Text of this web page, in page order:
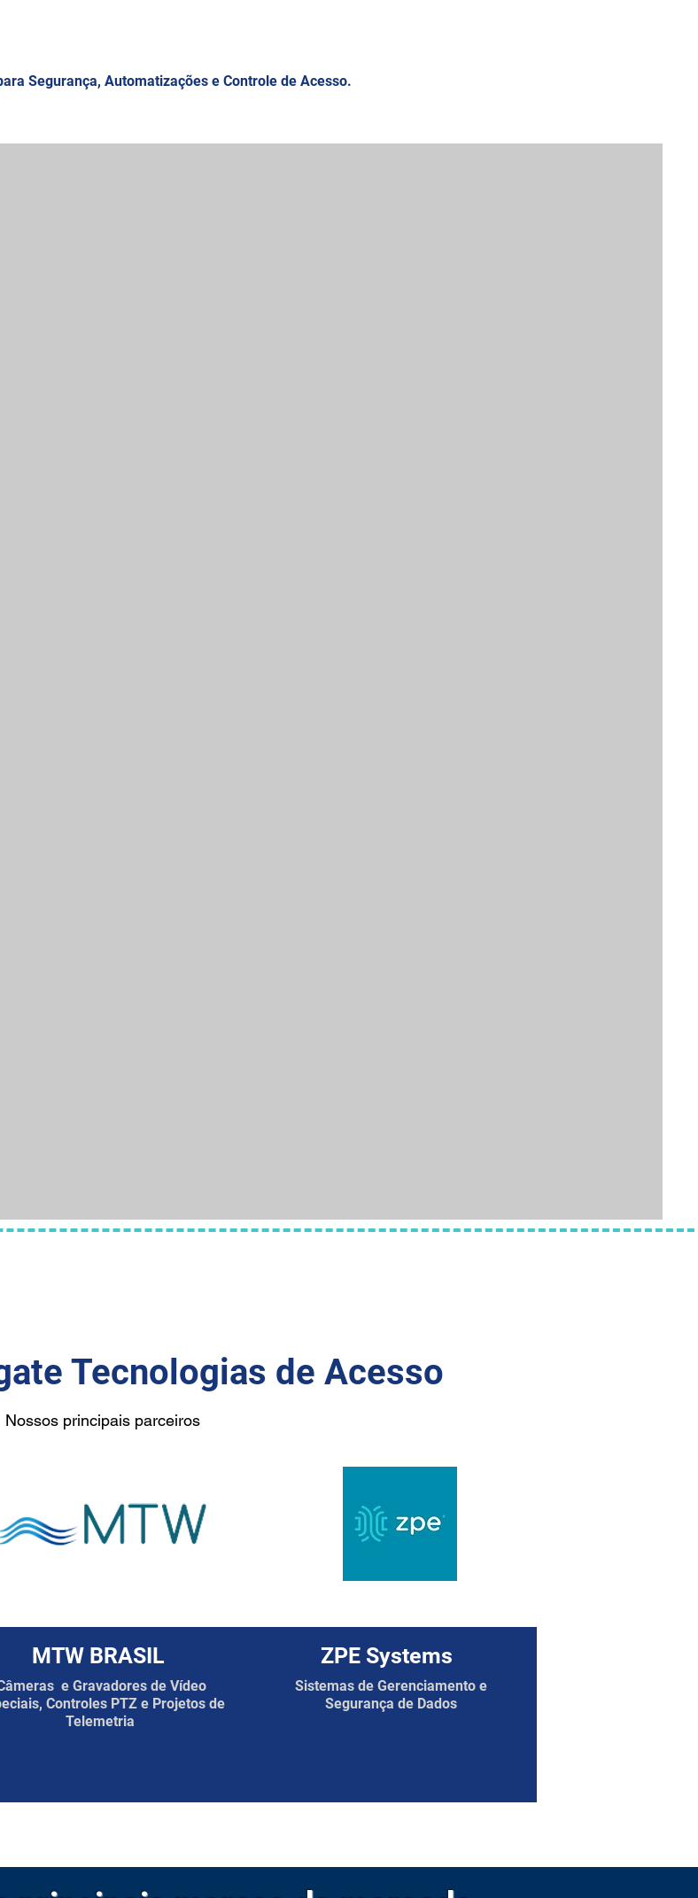
Segurança, Automatizações e Controle de Acesso.
Tecnologias de Acesso
Nossos principais parceiros
MTW BRASIL
e Gravadores de Vídeo
Controles PTZ e Projetos de
Telemetria
ZPE Systems
Sistemas de Gerenciamento e
Segurança de Dados